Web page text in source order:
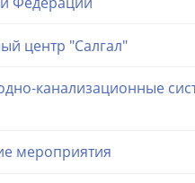
центр "Салгал"
канализационные
мероприятия